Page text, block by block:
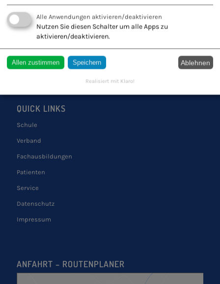
Naturheilkunde e.V.
Wiesbadener Str. 67
47138 Duisburg
Fax: 0203 553328
QUICK LINKS
Schule
Verband
Fachausbildungen
Patienten
Service
Datenschutz
Impressum
ANFAHRT – ROUTENPLANER
Alle Anwendungen aktivieren/deaktivieren
Nutzen Sie diesen Schalter um alle Apps zu
aktivieren/deaktivieren.
Allen zustimmen Speichern Ablehnen
Realisiert mit Klaro!